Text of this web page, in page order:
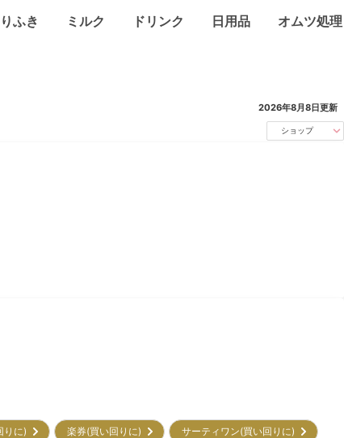
ふき ミルク ドリンク 日用品 オムツ処理
2026年8月8日更新
ショップ
りに) 楽券(買い回りに)
サーティワン(買い回りに)